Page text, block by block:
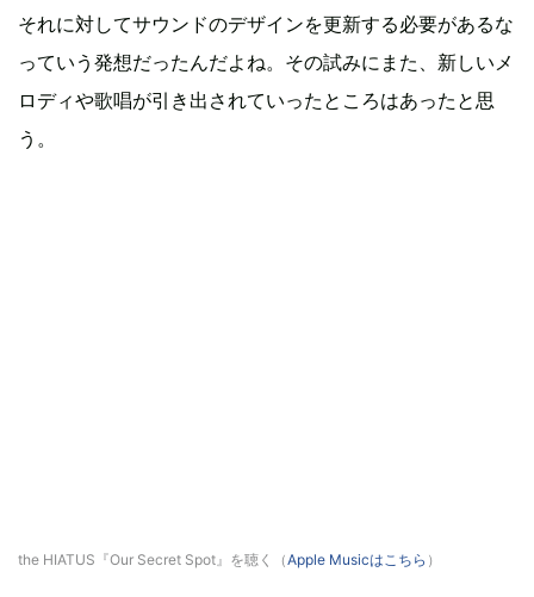
それに対してサウンドのデザインを更新する必要があるな
っていう発想だったんだよね。その試みにまた、新しいメ
ロディや歌唱が引き出されていったところはあったと思
う。
the HIATUS『Our Secret Spot』を聴く（Apple Musicはこちら ）